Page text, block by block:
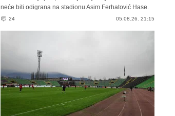
neće biti odigrana na stadionu Asim Ferhatović Hase.
24 05.08.26. 21:15